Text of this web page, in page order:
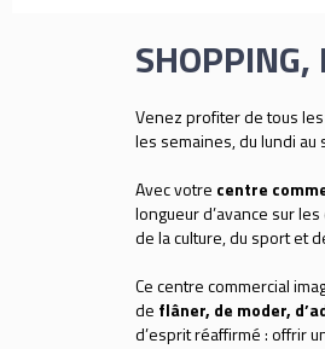
SHOPPING,
Venez profiter de tous
les semaines, du lundi au
Avec votre centre
longueur d’avance sur
de la culture, du sport et
Ce centre commercial
de flâner, de moder,
d’esprit réaffirmé : offrir